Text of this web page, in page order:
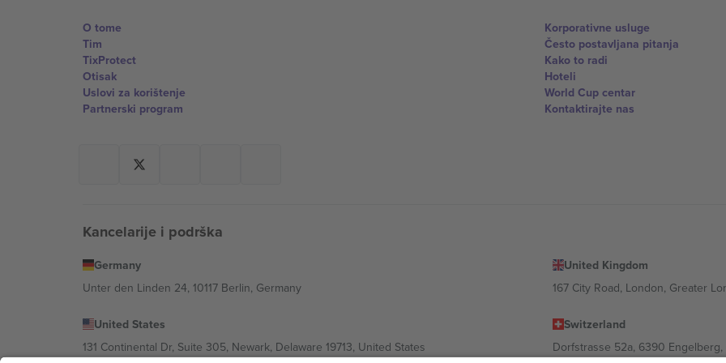
O tome
Tim
TixProtect
Otisak
Uslovi za korištenje
Partnerski program
Korporativne usluge
Često postavljana pitanja
Kako to radi
Hoteli
World Cup centar
Kontaktirajte nas
Kancelarije i podrška
Germany
Unter den Linden 24, 10117 Berlin, Germany
United Kingdom
167 City Road, London, Greater
United States
131 Continental Dr, Suite 305, Newark, Delaware 19713, United States
Switzerland
Dorfstrasse 52a, 6390 Engelberg,